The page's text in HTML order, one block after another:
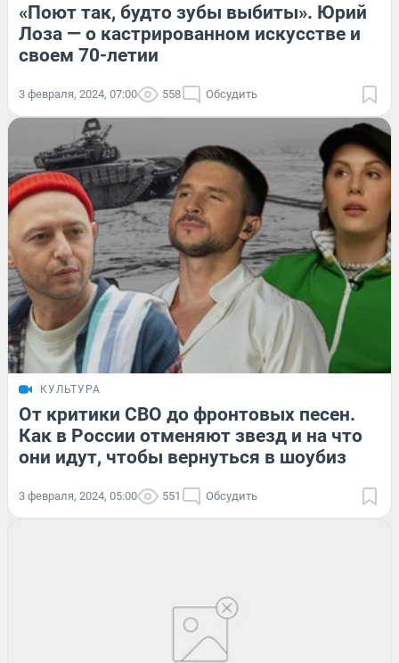
«Поют так, будто зубы выбиты». Юрий
Лоза — о кастрированном искусстве и
своем 70-летии
3 февраля, 2024, 07:00 558 Обсудить
КУЛЬТУРА
От критики СВО до фронтовых песен.
Как в России отменяют звезд и на что
они идут, чтобы вернуться в шоубиз
3 февраля, 2024, 05:00 551 Обсудить